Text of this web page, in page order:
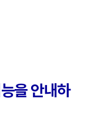
을 안내하